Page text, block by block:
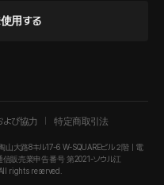
用する
よび協力 特定商取引法
大路8キル17-6 W-SQUAREビル２階 | 電
販売業申告番号 第2021-ソウル江
rights reserved.